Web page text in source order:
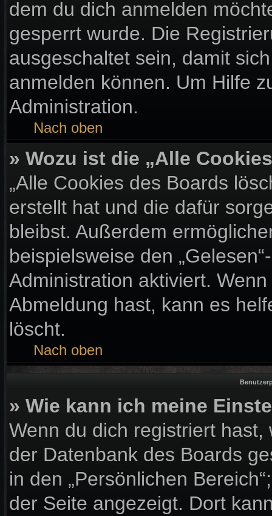
dem du dich anmelden
gesperrt wurde. Die
ausgeschaltet sein, damit
anmelden können. Um Hilfe
Administration.
Nach oben
» Wozu ist die „Alle
„Alle Cookies des Boards
erstellt hat und die dafür
bleibst. Außerdem
beispielsweise den
Administration aktiviert.
Abmeldung hast, kann es
löscht.
Nach oben
» Wie kann ich meine
Wenn du dich registriert
der Datenbank des Boards
in den „Persönlichen
der Seite angezeigt. Dort